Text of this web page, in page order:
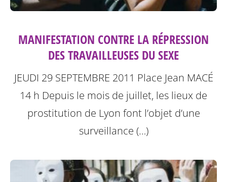
MANIFESTATION CONTRE LA RÉPRESSION
DES TRAVAILLEUSES DU SEXE
JEUDI 29 SEPTEMBRE 2011 Place Jean MACÉ
14 h Depuis le mois de juillet, les lieux de
prostitution de Lyon font l’objet d’une
surveillance (…)